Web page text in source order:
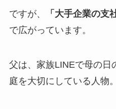
ですが、 「大手企業の支
で広がっています。
父は、家族LINEで母の日
庭を大切にしている人物。